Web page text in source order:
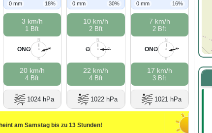
0 mm 18%
3 km/h
1 Bft
N
O
S
W
ONO
20 km/h
4 Bft
1024 hPa
0 mm 30%
10 km/h
2 Bft
N
O
S
W
O
22 km/h
4 Bft
1022 hPa
0 mm 16%
7 km/h
2 Bft
N
O
S
W
ONO
17 km/h
3 Bft
1021 hPa
am Samstag bis zu 13 Stunden!